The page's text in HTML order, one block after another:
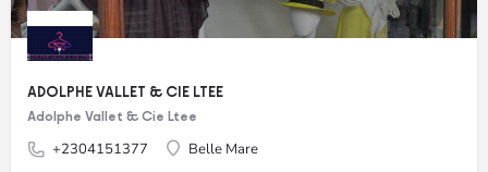
ADOLPHE VALLET & CIE LTEE
Adolphe Vallet & Cie Ltee
+2304151377 Belle Mare